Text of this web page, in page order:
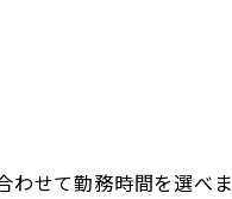
わせて勤務時間を選べま